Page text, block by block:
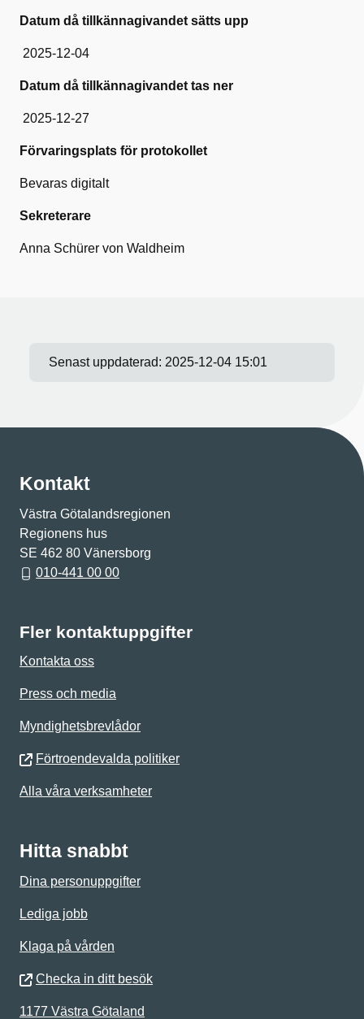
Datum då tillkännagivandet sätts upp
2025-12-04
Datum då tillkännagivandet tas ner
2025-12-27
Förvaringsplats för protokollet
Bevaras digitalt
Sekreterare
Anna Schürer von Waldheim
Senast uppdaterad: 2025-12-04 15:01
Kontakt
Västra Götalandsregionen
Regionens hus
SE 462 80 Vänersborg
010-441 00 00
Fler kontaktuppgifter
Kontakta oss
Press och media
Myndighetsbrevlådor
Förtroendevalda politiker
Alla våra verksamheter
Hitta snabbt
Dina personuppgifter
Lediga jobb
Klaga på vården
Checka in ditt besök
1177 Västra Götaland